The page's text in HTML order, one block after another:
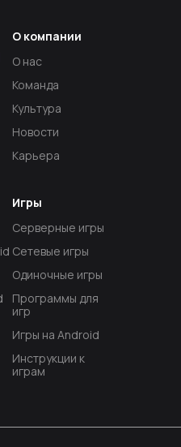
Игры
Серверные игры
Сетевые игры
Одиночные игры
Программы для
игр
Игры на Android
Инструкции к
играм
О компании
О нас
Команда
Культура
Новости
Карьера